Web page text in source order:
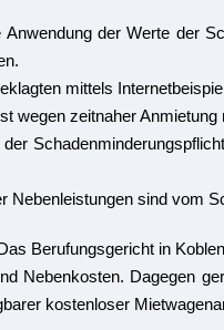
Anwendung der Werte der
mittels
wegen zeitnaher
Nebenleistungen sind vom
Berufungsgericht in
Nebenkosten. Dagegen
kostenloser